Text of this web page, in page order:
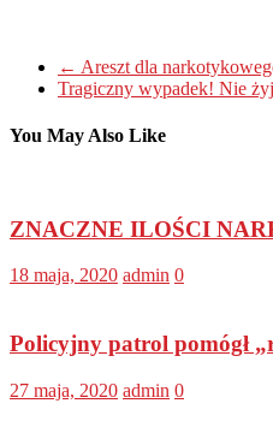
← Areszt dla
Tragiczny wypadek! Nie
You May Also Like
ZNACZNE ILOŚCI
18 maja, 2020 admin 0
Policyjny patrol pomógł
27 maja, 2020 admin 0